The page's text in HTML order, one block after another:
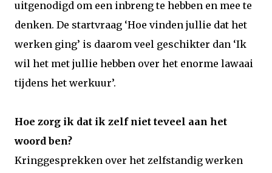
uitgenodigd om een inbreng te hebben en mee te
denken. De startvraag ‘Hoe vinden jullie dat het
werken ging’ is daarom veel geschikter dan ‘Ik
wil het met jullie hebben over het enorme lawaai
tijdens het werkuur’.
Hoe zorg ik dat ik zelf niet teveel aan het
woord ben?
Kringgesprekken over het zelfstandig werken